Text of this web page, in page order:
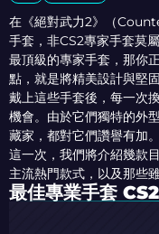
在《絕對武力2》（
手套，非CS2專家手套莫
最頂級的專家手套，那你
點，就是將精美設計與堅
戴上這些手套後，每一次
機會。由於它們獨特的外
藏家，都對它們讚譽有加。
這一次，我們將介紹幾款
主流熱門款式，以及那些
最佳專業手套 CS2